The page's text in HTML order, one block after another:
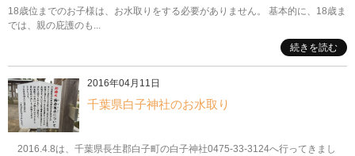
18歳位までのお子様は、お水取りをする必要がありません。 基本的に、18歳ま
では、親の庇護のも...
続きを読む
2016年04月11日
千葉県白子神社のお水取り
2016.4.8は、千葉県長生郡白子町の白子神社0475-33-3124へ行ってきまし